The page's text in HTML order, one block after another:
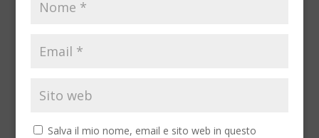
Salva il mio nome, email e sito web in questo